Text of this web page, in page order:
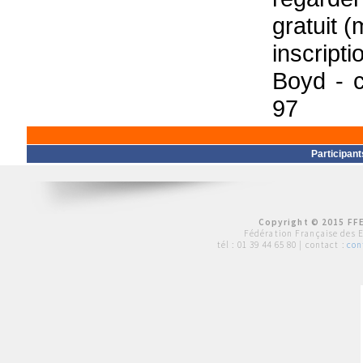
gratuit
Boyd -
97
Copyright © 2015
Fédération Française des
tél : 01 39 44 65 80 | contact :